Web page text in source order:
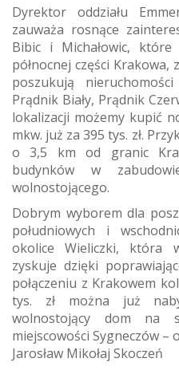
Dyrektor oddziału
zauważa rosnące
Bibic i Michałowic,
północnej części Krakowa,
poszukują
Prądnik Biały, Prądnik
lokalizacji możemy kupić
mkw. już za 395 tys. zł.
o 3,5 km od granic
budynków w
wolnostojącego.
Dobrym wyborem dla
południowych i
okolice Wieliczki, która
zyskuje dzięki
połączeniu z Krakowem
tys. zł można już
wolnostojący dom na
miejscowości Sygneczów –
Jarosław Mikołaj Skoczeń